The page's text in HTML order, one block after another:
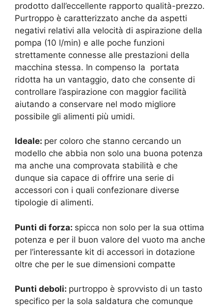
prodotto dall’eccellente rapporto qualità-prezzo.
Purtroppo è caratterizzato anche da aspetti
negativi relativi alla velocità di aspirazione della
pompa (10 l/min) e alle poche funzioni
strettamente connesse alle prestazioni della
macchina stessa. In compenso la portata
ridotta ha un vantaggio, dato che consente di
controllare l’aspirazione con maggior facilità
aiutando a conservare nel modo migliore
possibile gli alimenti più umidi.
Ideale: per coloro che stanno cercando un
modello che abbia non solo una buona potenza
ma anche una comprovata stabilità e che
dunque sia capace di offrire una serie di
accessori con i quali confezionare diverse
tipologie di alimenti.
Punti di forza: spicca non solo per la sua ottima
potenza e per il buon valore del vuoto ma anche
per l’interessante kit di accessori in dotazione
oltre che per le sue dimensioni compatte
Punti deboli: purtroppo è sprovvisto di un tasto
specifico per la sola saldatura che comunque